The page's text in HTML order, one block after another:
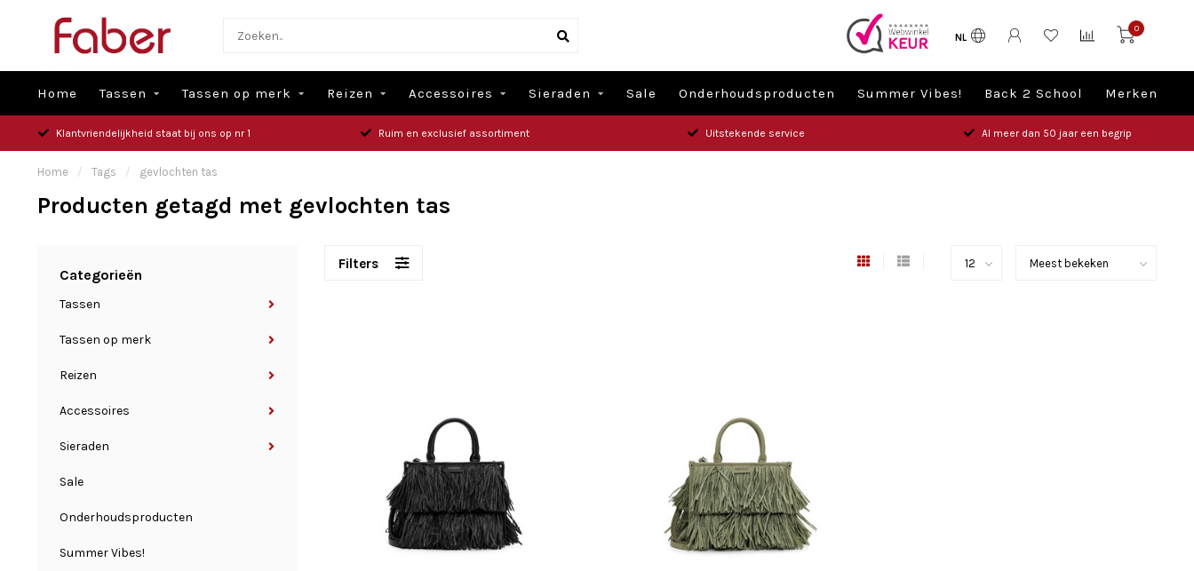
NL
0
Home Tassen Tassen op merk Reizen Accessoires Sieraden Sale Onderhoudsproducten Summer Vibes! Back 2 School Merken
Klantvriendelijkheid staat bij ons op nr 1 Ruim en exclusief assortiment Uitstekende service Al meer dan 50 jaar een begrip
Home / Tags / gevlochten tas
Producten getagd met gevlochten tas
Categorieën
Tassen
Tassen op merk
Reizen
Accessoires
Sieraden
Sale
Onderhoudsproducten
Summer Vibes!
Filters